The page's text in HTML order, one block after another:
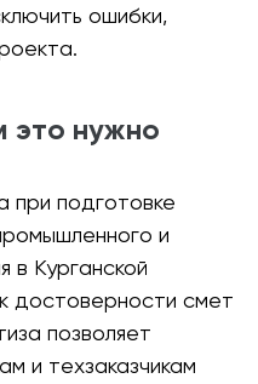
ошибки,
это нужно
подготовке
и
в Курганской
достоверности смет
позволяет
и техзаказчикам